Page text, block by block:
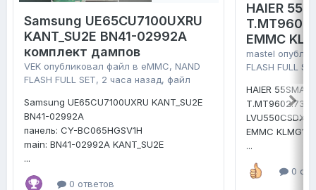
Samsung UE65CU7100UXRU
KANT_SU2E BN41-02992A
комплект дампов
VEK опубликовал файл в eMMC, NAND
FLASH FULL SET, 2 часа назад, файл
Samsung UE65CU7100UXRU KANT_SU2E
BN41-02992A
панель: CY-BC065HGSV1H
main: BN41-02992A KANT_SU2E
...
0 ответов
HAIER 55
EMMC
mastel
FLASH FULL
HAIER
T.MT9602.731
LVU550CSDX
EMMC
...
0